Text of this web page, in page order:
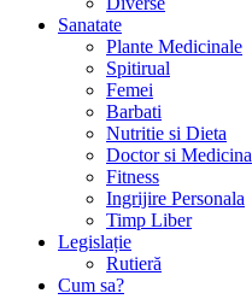
Sanatate
Plante Medicinale
Spitirual
Femei
Barbati
Nutritie si Dieta
Doctor si Medicina
Fitness
Ingrijire Personala
Timp Liber
Legislație
Rutieră
Cum sa?